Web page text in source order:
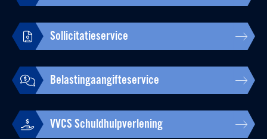
Sollicitatieservice
Belastingaangifteservice
VVCS Schuldhulpverlening